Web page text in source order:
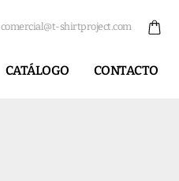
comercial@t-shirtproject.com
CATÁLOGO CONTACTO